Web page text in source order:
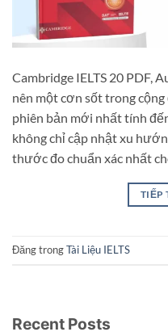
Cambridge IELTS 20 PDF,
nên một cơn sốt trong
phiên bản mới nhất tính
không chỉ cập nhật xu
thước đo chuẩn xác nhất
TIẾP
Đăng trongTài Liệu IELTS
Recent Posts